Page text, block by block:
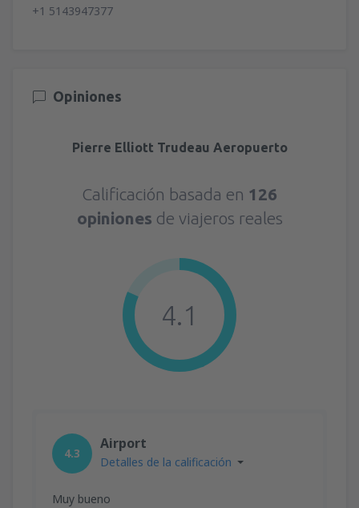
+1 5143947377
Opiniones
Pierre Elliott Trudeau Aeropuerto
Calificación basada en 126
opiniones de viajeros reales
4.1
4.3
Airport
Detalles de la calificación
Muy bueno